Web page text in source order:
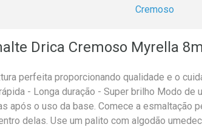
Cremoso
Drica Cremoso Myrella 8ml
perfeita proporcionando qualidade e o
- Longa duração - Super brilho Modo de
após o uso da base. Comece a esmaltação
delas. Use um palito com algodão